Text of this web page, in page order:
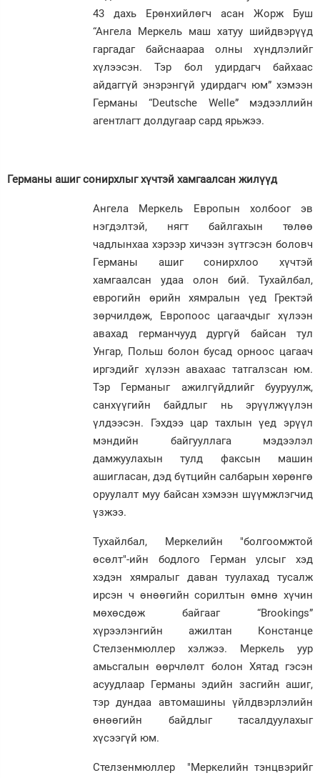
43 дахь Ерөнхийлөгч асан Жорж Буш
“Ангела Меркель маш хатуу шийдвэрүүд
гаргадаг байснаараа олны хүндлэлийг
хүлээсэн. Тэр бол удирдагч байхаас
айдаггүй энэрэнгүй удирдагч юм” хэмээн
Германы “Deutsche Welle” мэдээллийн
агентлагт долдугаар сард ярьжээ.
Германы ашиг сонирхлыг хүчтэй хамгаалсан жилүүд
Ангела Меркель Европын холбоог эв
нэгдэлтэй, нягт байлгахын төлөө
чадлынхаа хэрээр хичээн зүтгэсэн боловч
Германы ашиг сонирхлоо хүчтэй
хамгаалсан удаа олон бий. Тухайлбал,
еврогийн өрийн хямралын үед Гректэй
зөрчилдөж, Европоос цагаачдыг хүлээн
авахад германчууд дургүй байсан тул
Унгар, Польш болон бусад орноос цагаач
иргэдийг хүлээн авахаас татгалзсан юм.
Тэр Германыг ажилгүйдлийг бууруулж,
санхүүгийн байдлыг нь эрүүлжүүлэн
үлдээсэн. Гэхдээ цар тахлын үед эрүүл
мэндийн байгууллага мэдээлэл
дамжуулахын тулд факсын машин
ашигласан, дэд бүтцийн салбарын хөрөнгө
оруулалт муу байсан хэмээн шүүмжлэгчид
үзжээ.
Тухайлбал, Меркелийн "болгоомжтой
өсөлт"-ийн бодлого Герман улсыг хэд
хэдэн хямралыг даван туулахад тусалж
ирсэн ч өнөөгийн сорилтын өмнө хүчин
мөхөсдөж байгааг “Brookings”
хүрээлэнгийн ажилтан Констанце
Стелзенмюллер хэлжээ. Меркель уур
амьсгалын өөрчлөлт болон Хятад гэсэн
асуудлаар Германы эдийн засгийн ашиг,
тэр дундаа автомашины үйлдвэрлэлийн
өнөөгийн байдлыг тасалдуулахыг
хүсээгүй юм.
Стелзенмюллер "Меркелийн тэнцвэрийг